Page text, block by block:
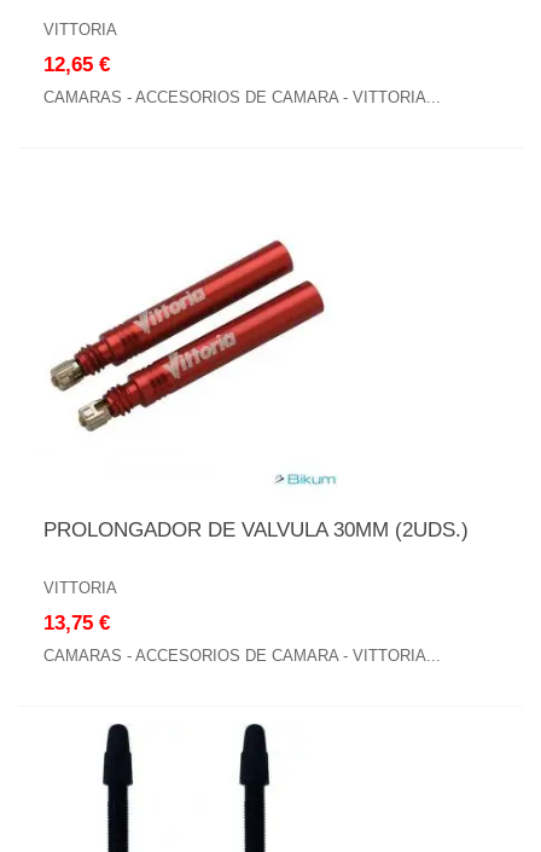
VITTORIA
12,65 €
CAMARAS - ACCESORIOS DE CAMARA - VITTORIA...
PROLONGADOR DE VALVULA 30MM (2UDS.)
VITTORIA
13,75 €
CAMARAS - ACCESORIOS DE CAMARA - VITTORIA...